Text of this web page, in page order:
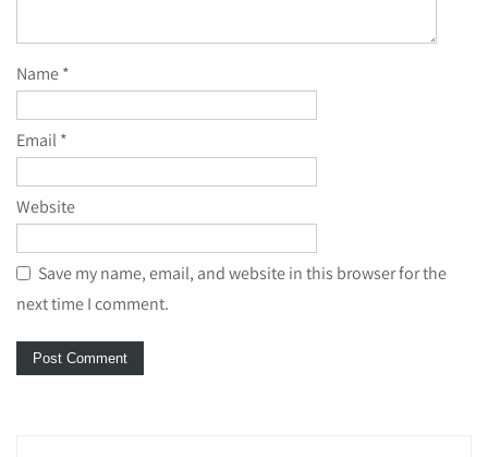
Name*
Email*
Website
Save my name, email, and website in this browser for the
next time I comment.